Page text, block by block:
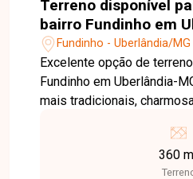
Terreno disponível
bairro Fundinho em
Fundinho - Uberlândia/MG
Excelente opção de
Fundinho em Uberlândia-
mais tradicionais,
proximidade com
bancos, comércios e360